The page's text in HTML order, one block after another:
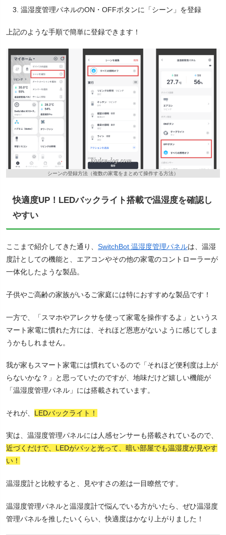
温湿度管理パネルのON・OFFボタンに「シーン」を登録
上記のような手順で簡単に登録できます！
シーンの登録方法（複数の家電をまとめて操作する方法）
快適度UP！LEDバックライト搭載で温湿度を確認し
やすい
ここまで紹介してきた通り、 SwitchBot 温湿度管理パネルは、温湿
度計としての機能と、エアコンやその他の家電のコントローラーが
一体化したような製品。
子供やご高齢の家族がいるご家庭には特におすすめな製品です！
一方で、「スマホやアレクサを使って家電を操作するよ」というス
マート家電に慣れた方には、それほど恩恵がないように感じてしま
うかもしれません。
我が家もスマート家電には慣れているので「それほど便利度は上が
らないかな？」と思っていたのですが、地味だけど嬉しい機能が
「温湿度管理パネル」には搭載されています。
それが、 LEDバックライト！
実は、温湿度管理パネルには人感センサーも搭載されているので、
近づくだけで、LEDがパッと光って、暗い部屋でも温湿度が見やす
い！
温湿度計と比較すると、見やすさの差は一目瞭然です。
温湿度管理パネルと温湿度計で悩んでいる方がいたら、ぜひ温湿度
管理パネルを推したいくらい、快適度はかなり上がりました！